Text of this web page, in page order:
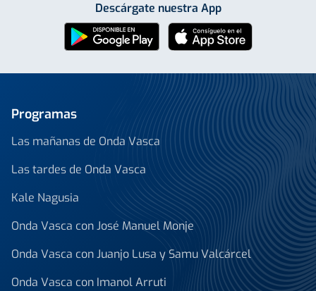
Descárgate nuestra App
Programas
Las mañanas de Onda Vasca
Las tardes de Onda Vasca
Kale Nagusia
Onda Vasca con José Manuel Monje
Onda Vasca con Juanjo Lusa y Samu Valcárcel
Onda Vasca con Imanol Arruti